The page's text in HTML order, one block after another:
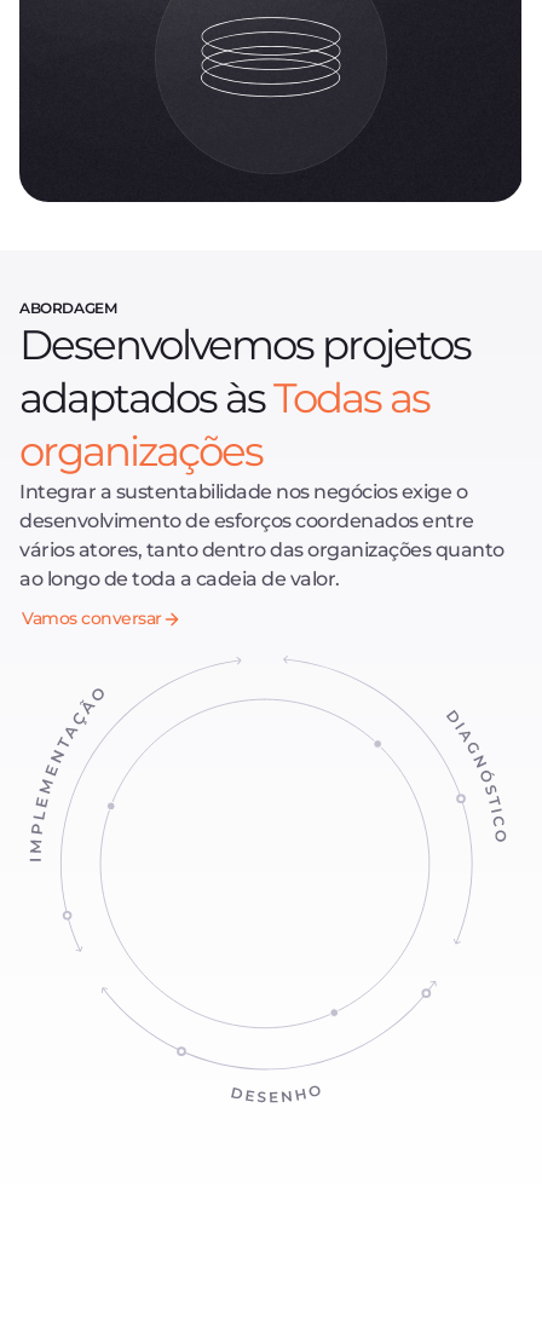
ABORDAGEM
Desenvolvemos projetos
adaptados àsTodas as
organizações
Integrar a sustentabilidade nos negócios exige o
desenvolvimento de esforços coordenados entre
vários atores, tanto dentro das organizações quanto
ao longo de toda a cadeia de valor.
Vamos conversar